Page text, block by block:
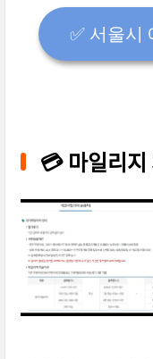
✅️ 서울시
💳 마일리지